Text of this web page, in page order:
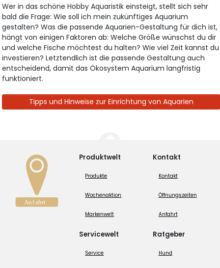
Wer in das schöne Hobby Aquaristik einsteigt, stellt sich sehr
bald die Frage: Wie soll ich mein zukünftiges Aquarium
gestalten? Was die passende Aquarien-Gestaltung für dich ist,
hängt von einigen Faktoren ab: Welche Größe wünschst du dir
und welche Fische möchtest du halten? Wie viel Zeit kannst du
investieren? Letztendlich ist die passende Gestaltung auch
entscheidend, damit das Ökosystem Aquarium langfristig
funktioniert.
Tipps und Hinweise zur Einrichtung von Aquarien
Produktwelt
Produkte
Wochenaktion
Markenwelt
Servicewelt
Service
Kontakt
Kontakt
Öffnungszeiten
Anfahrt
Ratgeber
Hund